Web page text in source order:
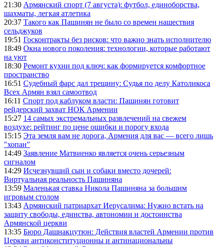
21:30 Армянский спорт (7 августа): футбол, единоборства,
шахматы, легкая атлетика
20:37 Такого как Пашинян не было со времен нашествия
сельджуков
19:51 Госконтракты без рисков: что важно знать исполнителю
18:49 Окна нового поколения: технологии, которые работают
на уют
18:30 Ремонт кухни под ключ: как формируется комфортное
пространство
16:51 Судебный фарс дал трещину: Судья по делу Католикоса
Всех Армян взял самоотвод
16:11 Спорт под каблуком власти: Пашинян готовит
рейдерский захват НОК Армении
15:27 14 самых экстремальных развлечений на свежем
воздухе: рейтинг по цене ошибки и порогу входа
15:15 Эта земля вам не дорога, Армения для вас — всего лишь
"хопан"
14:49 Заявление Матвиенко является очень серьезным
сигналом
14:29 Исчезнувший сын и собаки вместо дочерей:
Виртуальная реальность Пашиняна
13:59 Маленькая ставка Никола Пашиняна за большим
игровым столом
13:43 Армянский патриархат Иерусалима: Нужно встать на
защиту свободы, единства, автономии и достоинства
Армянской церкви
13:35 Бюро Дашнакцутюн: Действия властей Армении против
Церкви антиконституционны и антинациональны